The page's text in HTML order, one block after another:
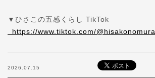
▼ひさこの五感くらし TikTok
https://www.tiktok.com/@hisakonomura
2026.07.15